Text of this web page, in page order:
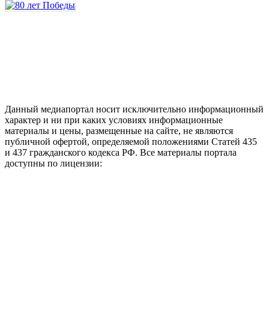
Данный медиапортал носит исключительно информационный
характер и ни при каких условиях информационные
материалы и цены, размещенные на сайте, не являются
публичной офертой, определяемой положениями Статей 435
и 437 гражданского кодекса РФ. Все материалы портала
доступны по лицензии: